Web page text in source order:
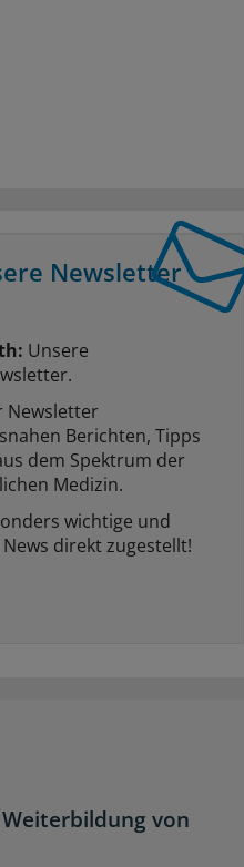
Newsletter
Unsere
Newsletter
Berichten, Tipps
dem Spektrum der
Medizin.
wichtige und
direkt zugestellt!
von